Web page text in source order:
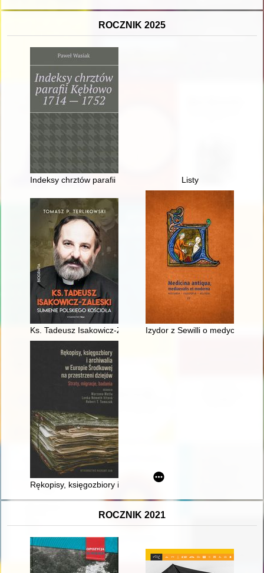
ROCZNIK 2025
Indeksy chrztów parafii Kębłowo 1714-1752
Listy
Ks. Tadeusz Isakowicz-Zaleski : sumienie polskiego Kościoła
Izydor z Sewilli o medycynie
Rękopisy, księgozbiory i archiwalia w Europie Środkowej na
ROCZNIK 2021